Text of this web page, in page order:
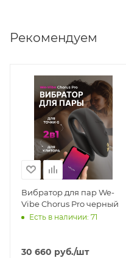
Рекомендуем
Вибратор для пар We-
Vibe Chorus Pro черный
Есть в наличии: 71
30 660 руб./шт